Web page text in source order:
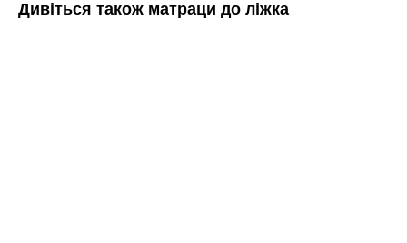
Дивіться також матраци до ліжка